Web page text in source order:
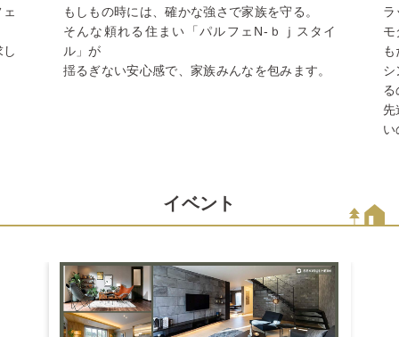
もしもの時には、確かな強さで家族を守る。
そんな頼れる住まい「パルフェN-ｂｊスタイ
ル」が
揺るぎない安心感で、家族みんなを包みます。
ラ
る
先
い
イベント